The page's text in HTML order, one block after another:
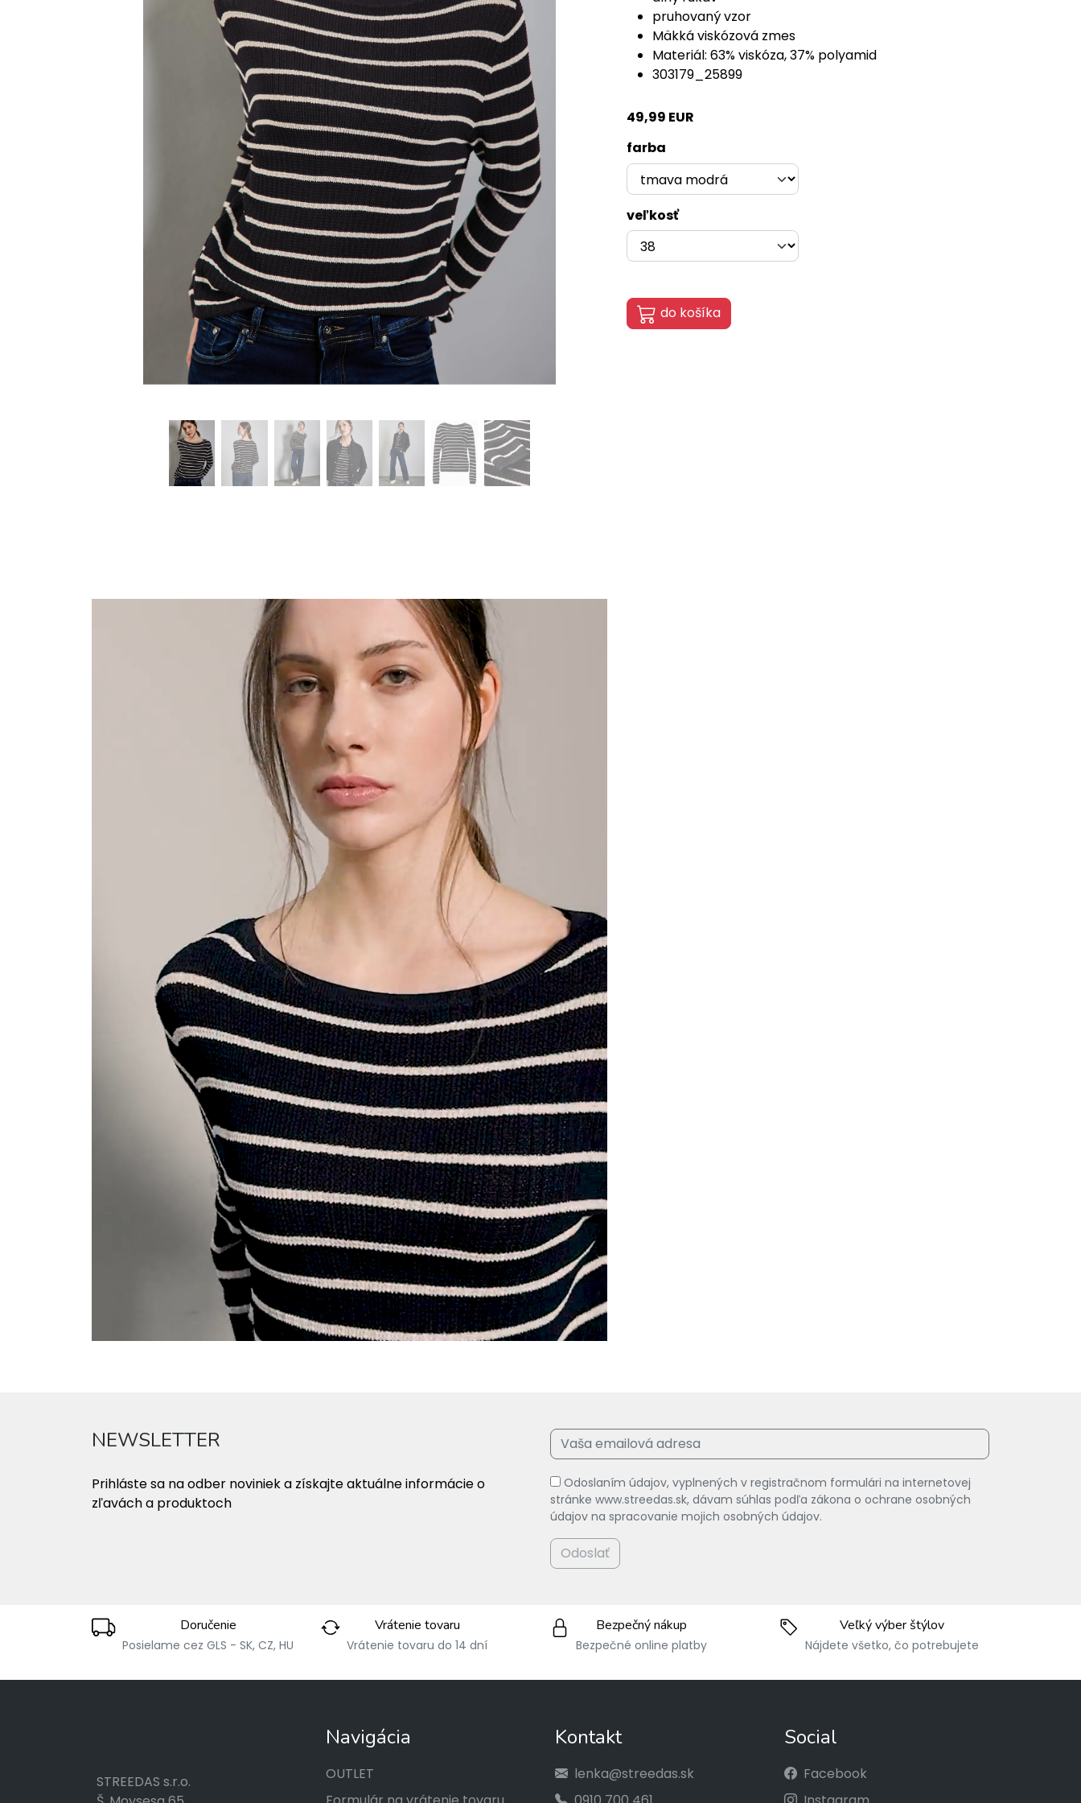
pruhovaný vzor
Mäkká viskózová zmes
Materiál: 63% viskóza, 37% polyamid
303179_25899
49,99 EUR
farba
veľkosť
do košíka
NEWSLETTER
Prihláste sa na odber noviniek a získajte aktuálne informácie o
zľavách a produktoch
Odoslaním údajov, vyplnených v registračnom formulári na internetovej
stránke www.streedas.sk, dávam súhlas podľa zákona o ochrane osobných
údajov na spracovanie mojich osobných údajov.
Odoslať
Doručenie
Posielame cez GLS - SK, CZ, HU
Vrátenie tovaru
Vrátenie tovaru do 14 dní
Bezpečný nákup
Bezpečné online platby
Veľký výber štýlov
Nájdete všetko, čo potrebujete
STREEDAS s.r.o.
Navigácia
OUTLET
Kontakt
lenka@streedas.sk
Social
Facebook